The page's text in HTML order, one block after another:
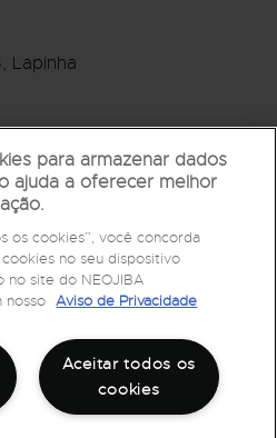
, Lapinha
Barbalho
para armazenar dados
ajuda a oferecer melhor
os cookies”, você concorda
no seu dispositivo
no site do NEOJIBA
nosso Aviso de Privacidade
Aceitar todos os
cookies